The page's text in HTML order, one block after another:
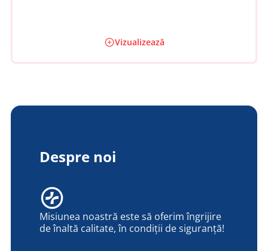
Vizualizează
Despre noi
Misiunea noastră este să oferim îngrijire
de înaltă calitate, în condiții de siguranță!